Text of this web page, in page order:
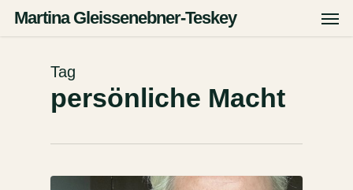
Hauptinhalt
Martina Gleissenebner-Teskey
Tag
persönliche Macht